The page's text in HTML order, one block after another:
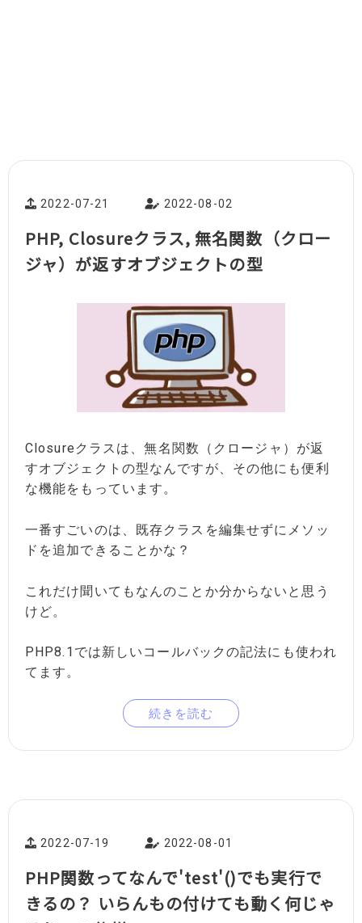
2022-07-21 2022-08-02
PHP, Closureクラス, 無名関数（クロー
ジャ）が返すオブジェクトの型
Closureクラスは、無名関数（クロージャ）が返
すオブジェクトの型なんですが、その他にも便利
な機能をもっています。
一番すごいのは、既存クラスを編集せずにメソッ
ドを追加できることかな？
これだけ聞いてもなんのことか分からないと思う
けど。
PHP8.1では新しいコールバックの記法にも使われ
てます。
続きを読む
2022-07-19 2022-08-01
PHP関数ってなんで'test'()でも実行で
きるの？ いらんもの付けても動く何じゃ